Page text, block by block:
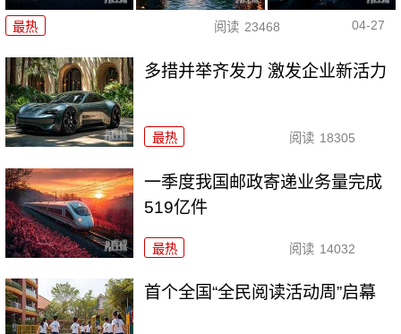
最热 阅读 23468 04-27
多措并举齐发力 激发企业新活力
最热 阅读 18305
一季度我国邮政寄递业务量完成
519亿件
最热 阅读 14032
首个全国“全民阅读活动周”启幕